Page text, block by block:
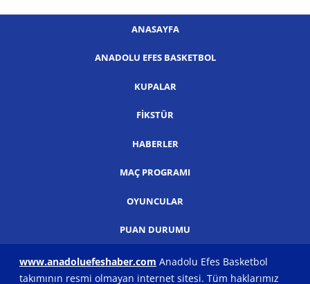
ANASAYFA
ANADOLU EFES BASKETBOL
KUPALAR
FIKSTÜR
HABERLER
MAÇ PROGRAMI
OYUNCULAR
PUAN DURUMU
www.anadoluefeshaber.com Anadolu Efes Basketbol
takımının resmi olmayan internet sitesi. Tüm haklarımız